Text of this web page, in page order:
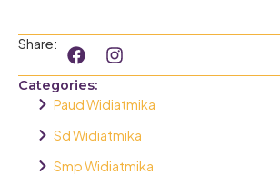
Share:
F
a
c
e
o
I
n
s
t
g
Categories:
Paud Widiatmika
Sd Widiatmika
Smp Widiatmika